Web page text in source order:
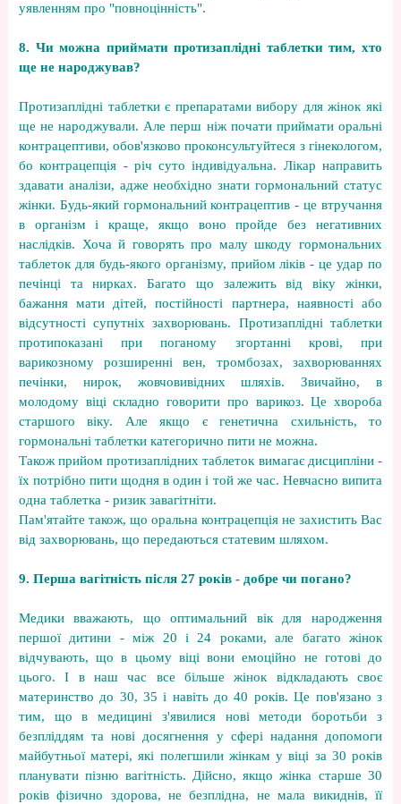
уявленням про "повноцінність".
8. Чи можна приймати протизаплідні таблетки тим, хто
ще не народжував?
Протизаплідні таблетки є препаратами вибору для жінок які
ще не народжували. Але перш ніж почати приймати оральні
контрацептиви, обов'язково проконсультуйтеся з гінекологом,
бо контрацепція - річ суто індивідуальна. Лікар направить
здавати аналізи, адже необхідно знати гормональний статус
жінки. Будь-який гормональний контрацептив - це втручання
в організм і краще, якщо воно пройде без негативних
наслідків. Хоча й говорять про малу шкоду гормональних
таблеток для будь-якого організму, прийом ліків - це удар по
печінці та нирках. Багато що залежить від віку жінки,
бажання мати дітей, постійності партнера, наявності або
відсутності супутніх захворювань. Протизаплідні таблетки
протипоказані при поганому згортанні крові, при
варикозному розширенні вен, тромбозах, захворюваннях
печінки, нирок, жовчовивідних шляхів. Звичайно, в
молодому віці складно говорити про варикоз. Це хвороба
старшого віку. Але якщо є генетична схильність, то
гормональні таблетки категорично пити не можна.
Також прийом протизаплідних таблеток вимагає дисципліни -
їх потрібно пити щодня в один і той же час. Невчасно випита
одна таблетка - ризик завагітніти.
Пам'ятайте також, що оральна контрацепція не захистить Вас
від захворювань, що передаються статевим шляхом.
9. Перша вагітність після 27 років - добре чи погано?
Медики вважають, що оптимальний вік для народження
першої дитини - між 20 і 24 роками, але багато жінок
відчувають, що в цьому віці вони емоційно не готові до
цього. І в наш час все більше жінок відкладають своє
материнство до 30, 35 і навіть до 40 років. Це пов'язано з
тим, що в медицині з'явилися нові методи боротьби з
безпліддям та нові досягнення у сфері надання допомоги
майбутньої матері, які полегшили жінкам у віці за 30 років
планувати пізню вагітність. Дійсно, якщо жінка старше 30
років фізично здорова, не безплідна, не мала викиднів, її